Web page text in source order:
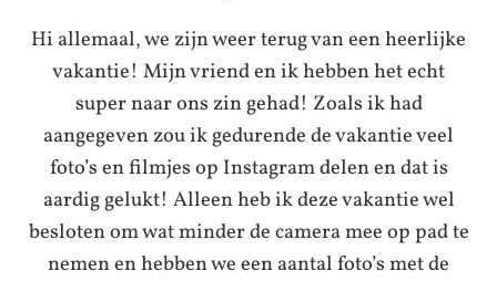
Hi allemaal, we zijn weer terug van een heerlijke
vakantie! Mijn vriend en ik hebben het echt
super naar ons zin gehad! Zoals ik had
aangegeven zou ik gedurende de vakantie veel
foto’s en filmjes op Instagram delen en dat is
aardig gelukt! Alleen heb ik deze vakantie wel
besloten om wat minder de camera mee op pad te
nemen en hebben we een aantal foto’s met de